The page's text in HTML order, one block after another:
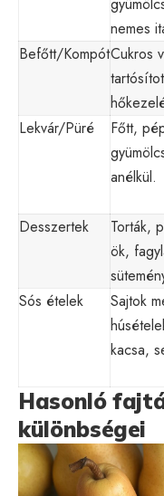
nemes
Befőtt/KompótCukros
Lekvár/Püré
Főtt,
anélkül.
Desszertek
Torták,
ök,
Sós ételek
Sajtok
kacsa,
Hasonló
különbségei